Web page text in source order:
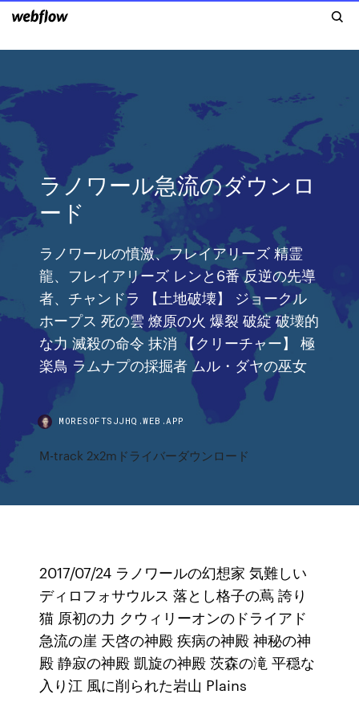
ラノワール急流のダウンロ
ード
ラノワールの憤激、フレイアリーズ 精霊
龍、フレイアリーズ レンと6番 反逆の先導
者、チャンドラ 【土地破壊】 ジョークル
ホープス 死の雲 燎原の火 爆裂 破綻 破壊的
な力 滅殺の命令 抹消 【クリーチャー】 極
楽鳥 ラムナプの採掘者 ムル・ダヤの巫女
MORESOFTSJJHQ.WEB.APP
M-track 2x2mドライバーダウンロード
2017/07/24 ラノワールの幻想家 気難しい
ディロフォサウルス 落とし格子の蔦 誇り
猫 原初の力 クウィリーオンのドライアド
急流の崖 天啓の神殿 疾病の神殿 神秘の神
殿 静寂の神殿 凱旋の神殿 茨森の滝 平穏な
入り江 風に削られた岩山 Plains